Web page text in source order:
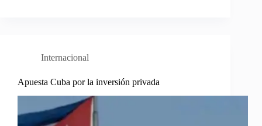
Internacional
Apuesta Cuba por la inversión privada